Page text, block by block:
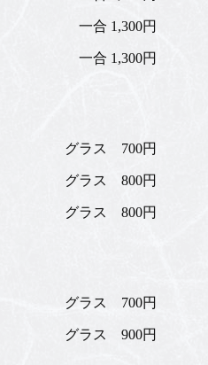
一合 1,300円
一合 1,300円
グラス 700円
グラス 800円
グラス 800円
グラス 700円
グラス 900円